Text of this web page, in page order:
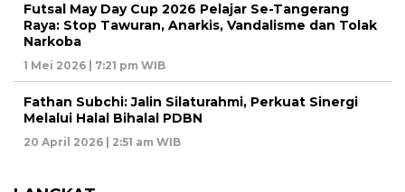
Futsal May Day Cup 2026 Pelajar Se-Tangerang
Raya: Stop Tawuran, Anarkis, Vandalisme dan Tolak
Narkoba
1 Mei 2026 | 7:21 pm WIB
Fathan Subchi: Jalin Silaturahmi, Perkuat Sinergi
Melalui Halal Bihalal PDBN
20 April 2026 | 2:51 am WIB